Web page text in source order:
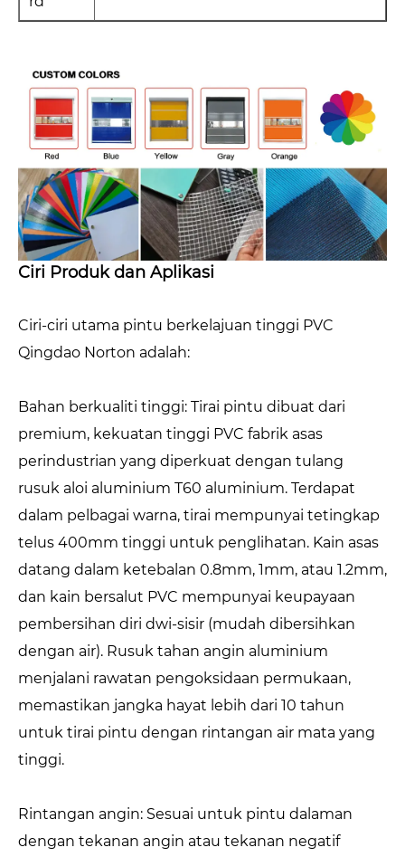
Ciri Produk dan Aplikasi
Ciri-ciri utama pintu berkelajuan tinggi PVC
Qingdao Norton adalah:
Bahan berkualiti tinggi: Tirai pintu dibuat dari
premium, kekuatan tinggi PVC fabrik asas
perindustrian yang diperkuat dengan tulang
rusuk aloi aluminium T60 aluminium. Terdapat
dalam pelbagai warna, tirai mempunyai tetingkap
telus 400mm tinggi untuk penglihatan. Kain asas
datang dalam ketebalan 0.8mm, 1mm, atau 1.2mm,
dan kain bersalut PVC mempunyai keupayaan
pembersihan diri dwi-sisir (mudah dibersihkan
dengan air). Rusuk tahan angin aluminium
menjalani rawatan pengoksidaan permukaan,
memastikan jangka hayat lebih dari 10 tahun
untuk tirai pintu dengan rintangan air mata yang
tinggi.
Rintangan angin: Sesuai untuk pintu dalaman
dengan tekanan angin atau tekanan negatif